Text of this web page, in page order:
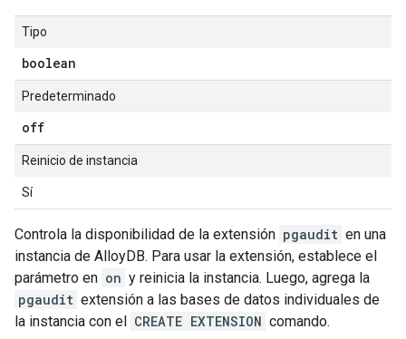
Tipo
boolean
Predeterminado
off
Reinicio de instancia
Sí
Controla la disponibilidad de la extensión pgaudit en una
instancia de AlloyDB. Para usar la extensión, establece el
parámetro en on y reinicia la instancia. Luego, agrega la
pgaudit extensión a las bases de datos individuales de
la instancia con el CREATE EXTENSION comando.